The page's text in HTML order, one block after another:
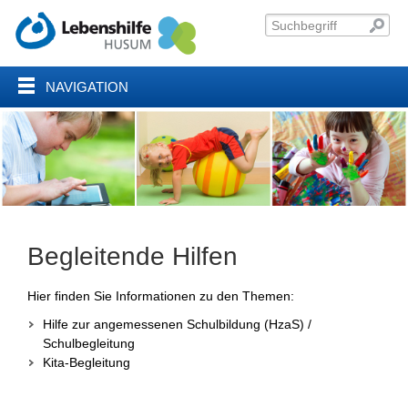
NAVIGATION
Begleitende Hilfen
Hier finden Sie Informationen zu den Themen:
Hilfe zur angemessenen Schulbildung (HzaS) /
Schulbegleitung
Kita-Begleitung